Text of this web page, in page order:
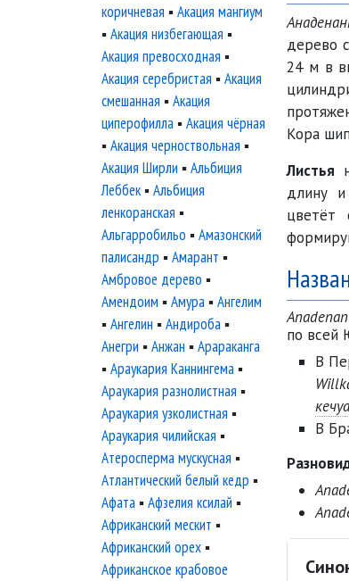
дерево
24 м в
Кора
Листья
длину
цветёт
по всей
В
кечуа
В
коричневая ▪Акация мангиум
▪Акация низбегающая ▪
Акация превосходная ▪
Акация серебристая ▪Акация
смешанная ▪Акация
циперофилла ▪Акация чёрная
▪Акация черноствольная ▪
Акация Ширли ▪Альбиция
Леббек ▪Альбиция
ленкоранская ▪
Альгарробильо ▪Амазонский
палисандр ▪Амарант ▪
Амбровое дерево ▪
Амендоим ▪Амура ▪Ангелим
▪Ангелин ▪Андироба ▪
Анегри ▪Анжан ▪Арараканга
▪Араукария Каннингема ▪
Араукария разнолистная ▪
Араукария узколистная ▪
Араукария чилийская ▪
Атеросперма мускусная ▪
Атлантический белый кедр ▪
Афата ▪Афзелия ксилай ▪
Африканский мескит ▪
Африканский орех ▪
Африканское крабовое